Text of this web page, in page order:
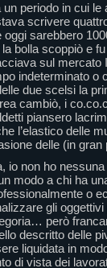
un periodo in cui
scrivere
oggi sarebbero
la bolla scoppiò e
sul mercato
indeterminato o
due scelsi la
cambiò, i
piansero
l’elastico delle
delle (in
io non ho
modo a chi ha
o
gli
però
descritto delle
liquidata in
di vista dei